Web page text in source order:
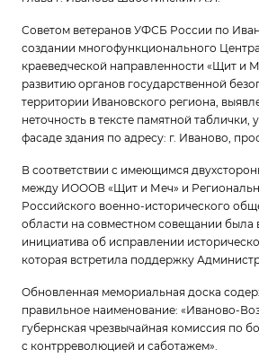
Советом ветеранов УФСБ России по
создании многофункционального
краеведческой направленности «Щит и
развитию органов государственной
территории Ивановского региона,
неточность в тексте памятной таблички,
фасаде здания по адресу: г. Иваново,
В соответствии с имеющимся
между ИОООВ «Щит и Меч» и
Российского военно-исторического
области на совместном совещании была
инициатива об исправлении
которая встретила поддержку
Обновленная мемориальная доска
правильное наименование: «Иваново-
губернская чрезвычайная комиссия по
с контрреволюцией и саботажем».